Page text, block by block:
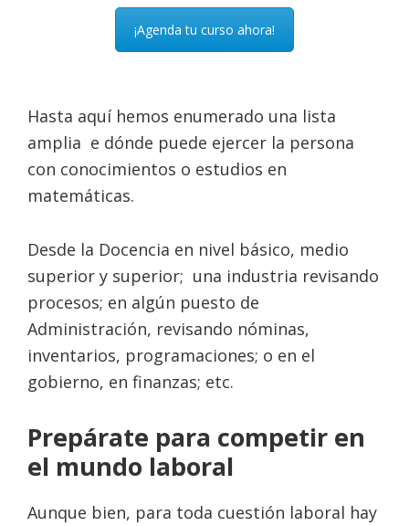
¡Agenda tu curso ahora!
Hasta aquí hemos enumerado una lista
amplia e dónde puede ejercer la persona
con conocimientos o estudios en
matemáticas.
Desde la Docencia en nivel básico, medio
superior y superior; una industria revisando
procesos; en algún puesto de
Administración, revisando nóminas,
inventarios, programaciones; o en el
gobierno, en finanzas; etc.
Prepárate para competir en
el mundo laboral
Aunque bien, para toda cuestión laboral hay